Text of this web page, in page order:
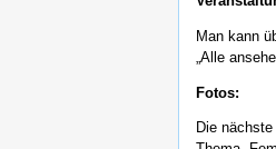
Man kann
„Alle
Fotos:
Die